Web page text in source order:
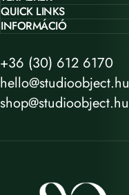
QUICK LINKS
INFORMÁCIÓ
+36 (30) 612 6170
hello@studioobject.hu
shop@studioobject.hu
STUDIO OBJECT